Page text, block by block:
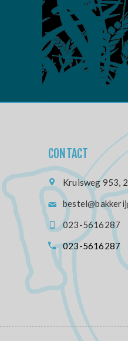
CONTACT
Kruisweg 953,
023-5616287
023-5616287